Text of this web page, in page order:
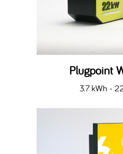
Plugpoint
3.7 kWh -